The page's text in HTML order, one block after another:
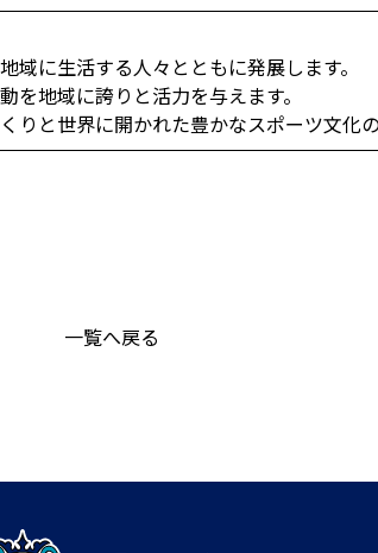
に生活する人々とともに発展します。
地域に誇りと活力を与えます。
と世界に開かれた豊かなスポーツ文化の
一覧へ戻る